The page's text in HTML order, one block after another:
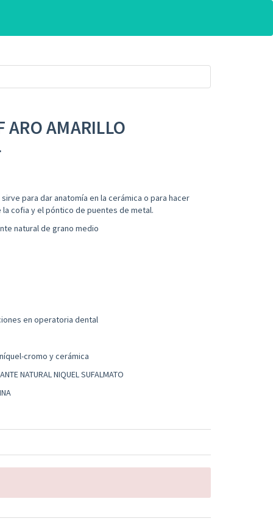
ARO AMARILLO
para dar anatomía en la cerámica o para hacer
cofia y el póntico de puentes de metal.
natural de grano medio
en operatoria dental
cromo y cerámica
NATURAL NIQUEL SUFALMATO